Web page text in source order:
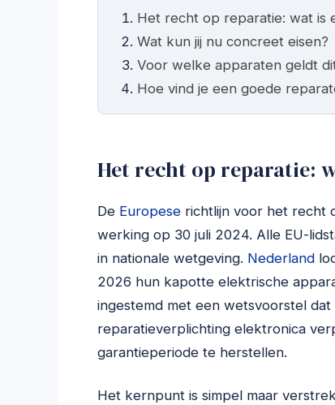
Het recht op reparatie: wat is
Wat kun jij nu concreet eisen?
Voor welke apparaten geldt
Hoe vind je een goede
Het recht op reparatie:
De Europese richtlijn voor het recht
werking op 30 juli 2024. Alle EU-
in nationale wetgeving. Nederland
2026 hun kapotte elektrische
ingestemd met een wetsvoorstel
reparatieverplichting elektronica
garantieperiode te herstellen.
Het kernpunt is simpel maar